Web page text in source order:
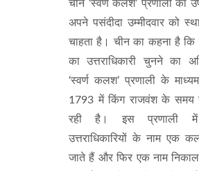
चीन ‘स्वर्ण कलश’ प्रणाली का
अपने पसंदीदा उम्मीदवार को
चाहता है। चीन का कहना है कि
का उत्तराधिकारी चुनने का
‘स्वर्ण कलश’ प्रणाली के
1793 में किंग राजवंश के
रही है। इस प्रणाली में
उत्तराधिकारियों के नाम एक
जाते हैं और फिर एक नाम